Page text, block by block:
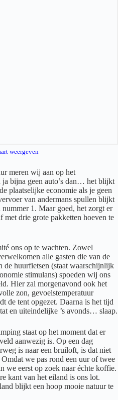
weergeven
meren wij aan op het
ja bijna geen auto’s dan… het blijkt
plaatselijke economie als je geen
van andermans spullen blijkt
1. Maar goed, het zorgt er
drie grote pakketten hoeven te
ons op te wachten. Zowel
alle gasten die van de
de huurfietsen (staat waarschijnlijk
stimulans) spoeden wij ons
Hier zal morgenavond ook het
zon, gevoelstemperatuur
de tent opgezet. Daarna is het tijd
en uiteindelijke ’s avonds… slaap.
staat op het moment dat er
aanwezig is. Op een dag
is naar een bruiloft, is dat niet
we pas rond een uur of twee
we eerst op zoek naar échte koffie.
kant van het eiland is ons lot.
blijkt een hoop mooie natuur te